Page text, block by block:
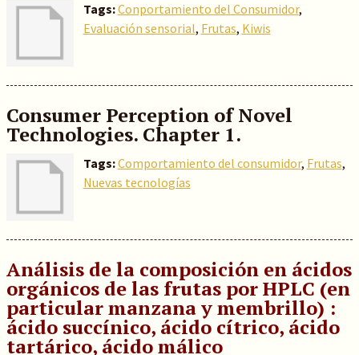
Tags:Conportamiento del Consumidor,
Evaluación sensorial, Frutas, Kiwis
Consumer Perception of Novel
Technologies. Chapter 1.
Tags:Comportamiento del consumidor, Frutas,
Nuevas tecnologías
Análisis de la composición en ácidos
orgánicos de las frutas por HPLC (en
particular manzana y membrillo) :
ácido succínico, ácido cítrico, ácido
tartárico, ácido málico